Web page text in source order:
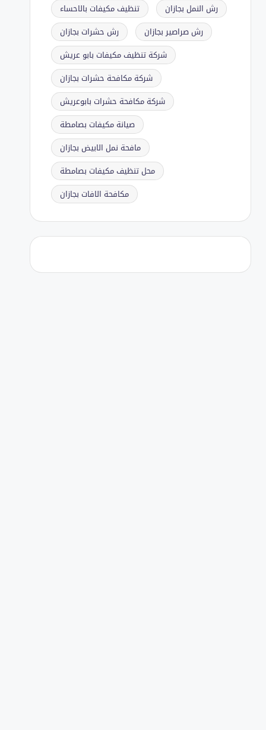
تنظيف مكيفات بالاحساء
رش النمل بجازان
رش حشرات بجازان
رش صراصير بجازان
شركة تنظيف مكيفات بابو عريش
شركة مكافحة حشرات بجازان
شركة مكافحة حشرات بابوعريش
صيانة مكيفات بصامطة
مافحة نمل الابيض بجازان
محل تنظيف مكيفات بصامطة
مكافحة الافات بجازان